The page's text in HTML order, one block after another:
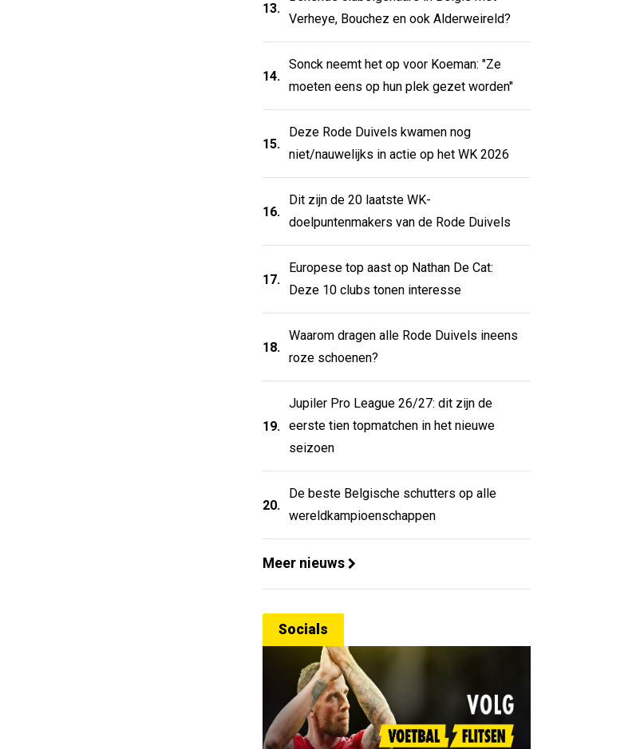
13.
Verheye, Bouchez en ook Alderweireld?
14.
Sonck neemt het op voor Koeman: "Ze
moeten eens op hun plek gezet worden"
15.
Deze Rode Duivels kwamen nog
niet/nauwelijks in actie op het WK 2026
16.
Dit zijn de 20 laatste WK-
doelpuntenmakers van de Rode Duivels
17.
Europese top aast op Nathan De Cat:
Deze 10 clubs tonen interesse
18.
Waarom dragen alle Rode Duivels ineens
roze schoenen?
19.
Jupiler Pro League 26/27: dit zijn de
eerste tien topmatchen in het nieuwe
seizoen
20.
De beste Belgische schutters op alle
wereldkampioenschappen
Meer nieuws
Socials